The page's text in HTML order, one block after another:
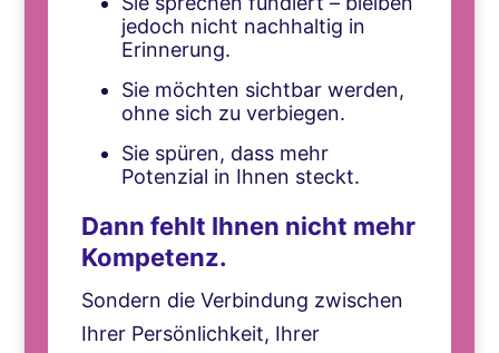
jedoch nicht nachhaltig in
Erinnerung.
Sie möchten sichtbar werden,
ohne sich zu verbiegen.
Sie spüren, dass mehr
Potenzial in Ihnen steckt.
Dann fehlt Ihnen nicht mehr
Kompetenz.
Sondern die Verbindung zwischen
Ihrer Persönlichkeit, Ihrer